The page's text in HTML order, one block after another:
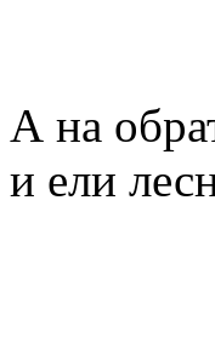
А на
и ели